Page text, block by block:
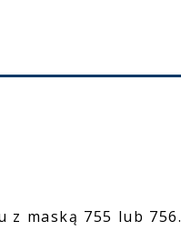
z maską 755 lub 756.